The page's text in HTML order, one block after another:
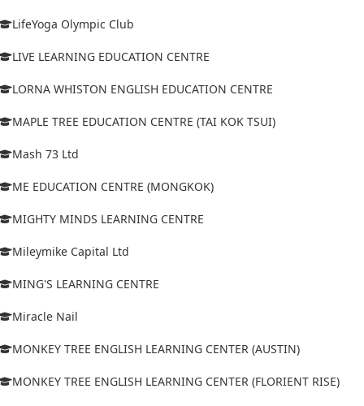
LifeYoga Olympic Club
LIVE LEARNING EDUCATION CENTRE
LORNA WHISTON ENGLISH EDUCATION CENTRE
MAPLE TREE EDUCATION CENTRE (TAI KOK TSUI)
Mash 73 Ltd
ME EDUCATION CENTRE (MONGKOK)
MIGHTY MINDS LEARNING CENTRE
Mileymike Capital Ltd
MING'S LEARNING CENTRE
Miracle Nail
MONKEY TREE ENGLISH LEARNING CENTER (AUSTIN)
MONKEY TREE ENGLISH LEARNING CENTER (FLORIENT RISE)